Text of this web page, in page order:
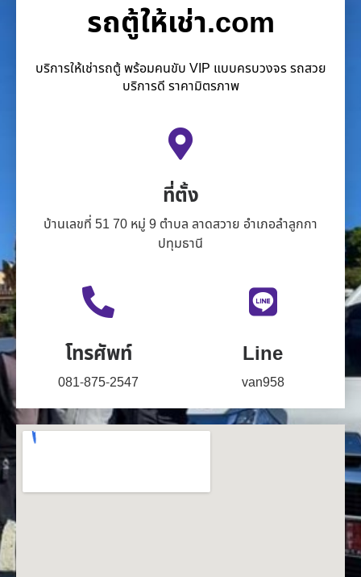
รถตู้ให้เช่า.com
บริการให้เช่ารถตู้ พร้อมคนขับ VIP แบบครบวงจร รถสวย
บริการดี ราคามิตรภาพ
ที่ตั้ง
บ้านเลขที่ 51 70 หมู่ 9 ตำบล ลาดสวาย อำเภอลำลูกกา
ปทุมธานี
โทรศัพท์
081-875-2547
Line
van958